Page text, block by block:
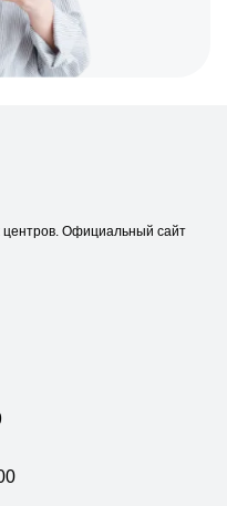
для гарантии
Walkera.
адресу ​Вайнера, 9. Мы
решения и
кратчайшие сроки.
надежность,
что ваш
Официальный сайт